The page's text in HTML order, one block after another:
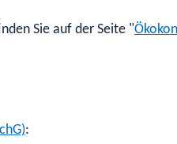
Sie auf der Seite "
: